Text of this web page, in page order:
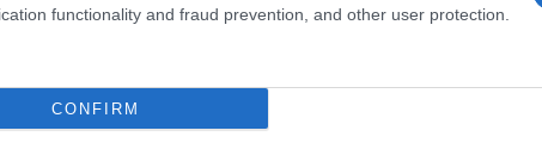
functionality and fraud prevention, and other user protection.
CONFIRM
Invia un Comunicato Stampa|Pubblicità|Segnala